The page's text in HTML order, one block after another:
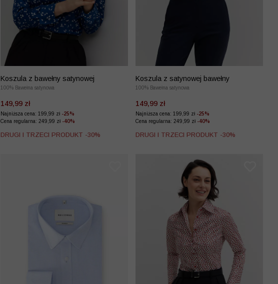
Koszula z bawełny satynowej
100% Bawełna satynowa
149,99 zł
Najniższa cena: 199,99 zł -25%
Cena regularna: 249,99 zł -40%
DRUGI I TRZECI PRODUKT -30%
Koszula z satynowej bawełny
100% Bawełna satynowa
149,99 zł
Najniższa cena: 199,99 zł -25%
Cena regularna: 249,99 zł -40%
DRUGI I TRZECI PRODUKT -30%